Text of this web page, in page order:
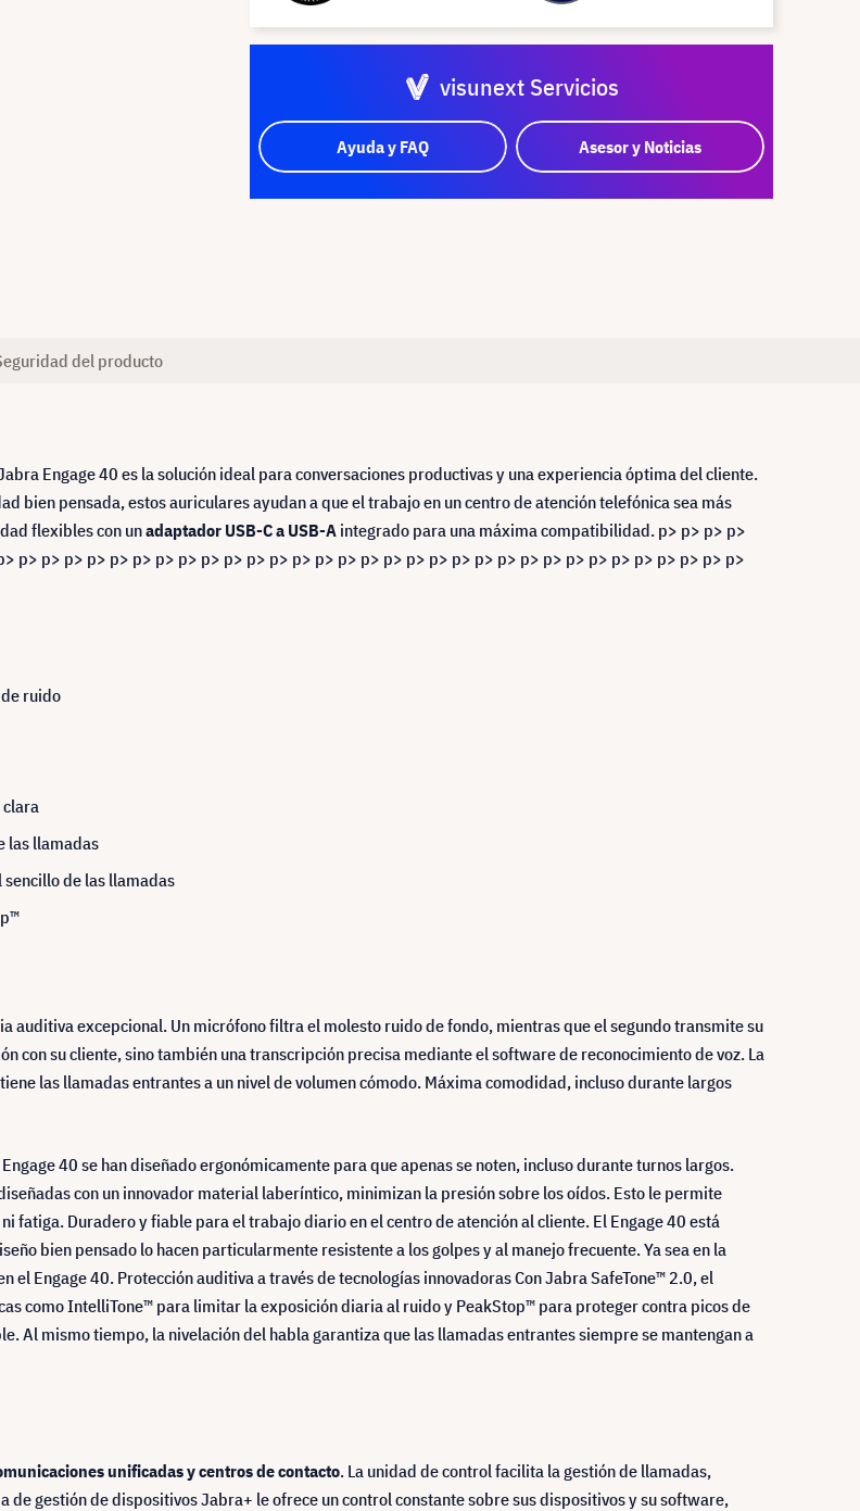
visunext Servicios
Ayuda y FAQ Asesor y Noticias
del producto
Engage 40 es la solución ideal para conversaciones productivas y una experiencia óptima del cliente.
bien pensada, estos auriculares ayudan a que el trabajo en un centro de atención telefónica sea más
flexibles con unadaptador USB-C a USB-A integrado para una máxima compatibilidad. p> p> p> p>
p> p> p> p> p> p> p> p> p> p> p> p> p> p> p> p> p> p> p> p> p> p> p> p> p> p> p> p> p> p> p> p>
ruido
clara
las llamadas
de las llamadas
auditiva excepcional. Un micrófono filtra el molesto ruido de fondo, mientras que el segundo transmite su
con su cliente, sino también una transcripción precisa mediante el software de reconocimiento de voz. La
las llamadas entrantes a un nivel de volumen cómodo. Máxima comodidad, incluso durante largos
40 se han diseñado ergonómicamente para que apenas se noten, incluso durante turnos largos.
con un innovador material laberíntico, minimizan la presión sobre los oídos. Esto le permite
fatiga. Duradero y fiable para el trabajo diario en el centro de atención al cliente. El Engage 40 está
bien pensado lo hacen particularmente resistente a los golpes y al manejo frecuente. Ya sea en la
Engage 40. Protección auditiva a través de tecnologías innovadoras Con Jabra SafeTone™ 2.0, el
como IntelliTone™ para limitar la exposición diaria al ruido y PeakStop™ para proteger contra picos de
Al mismo tiempo, la nivelación del habla garantiza que las llamadas entrantes siempre se mantengan a
unificadas y centros de contacto. La unidad de control facilita la gestión de llamadas,
gestión de dispositivos Jabra+ le ofrece un control constante sobre sus dispositivos y su software,